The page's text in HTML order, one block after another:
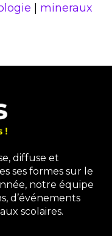
mineraux
diffuse et
ses formes sur le
notre équipe
d’événements
scolaires.